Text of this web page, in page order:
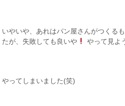
いやいや、あれはパン屋さんがつくる
たが、失敗しても良いや
やって見よ
やってしまいました(笑)